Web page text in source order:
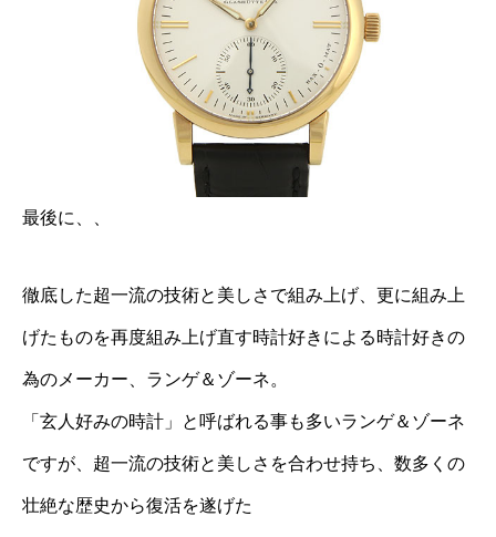
最後に、、
徹底した超一流の技術と美しさで組み上げ、更に組み上
げたものを再度組み上げ直す時計好きによる時計好きの
為のメーカー、ランゲ＆ゾーネ。
「玄人好みの時計」と呼ばれる事も多いランゲ＆ゾーネ
ですが、超一流の技術と美しさを合わせ持ち、数多くの
壮絶な歴史から復活を遂げた